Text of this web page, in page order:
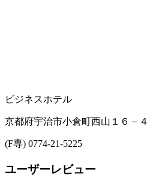
ビジネスホテル
京都府宇治市小倉町西山１６－４
(F専) 0774-21-5225
ユーザーレビュー